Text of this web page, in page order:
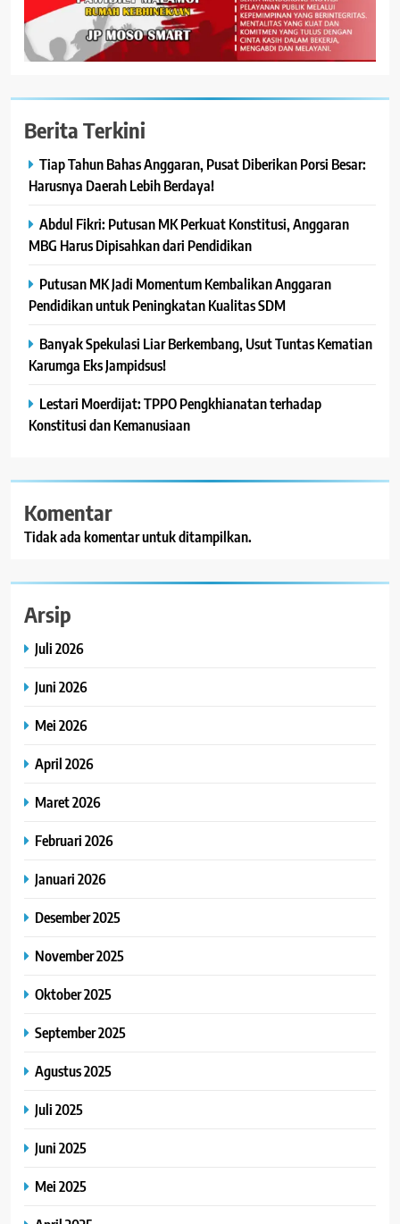
Berita Terkini
Tiap Tahun Bahas Anggaran, Pusat Diberikan Porsi Besar:
Harusnya Daerah Lebih Berdaya!
Abdul Fikri: Putusan MK Perkuat Konstitusi, Anggaran
MBG Harus Dipisahkan dari Pendidikan
Putusan MK Jadi Momentum Kembalikan Anggaran
Pendidikan untuk Peningkatan Kualitas SDM
Banyak Spekulasi Liar Berkembang, Usut Tuntas Kematian
Karumga Eks Jampidsus!
Lestari Moerdijat: TPPO Pengkhianatan terhadap
Konstitusi dan Kemanusiaan
Komentar
Tidak ada komentar untuk ditampilkan.
Arsip
Juli 2026
Juni 2026
Mei 2026
April 2026
Maret 2026
Februari 2026
Januari 2026
Desember 2025
November 2025
Oktober 2025
September 2025
Agustus 2025
Juli 2025
Juni 2025
Mei 2025